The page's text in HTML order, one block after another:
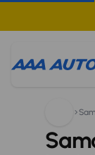
Szukam: